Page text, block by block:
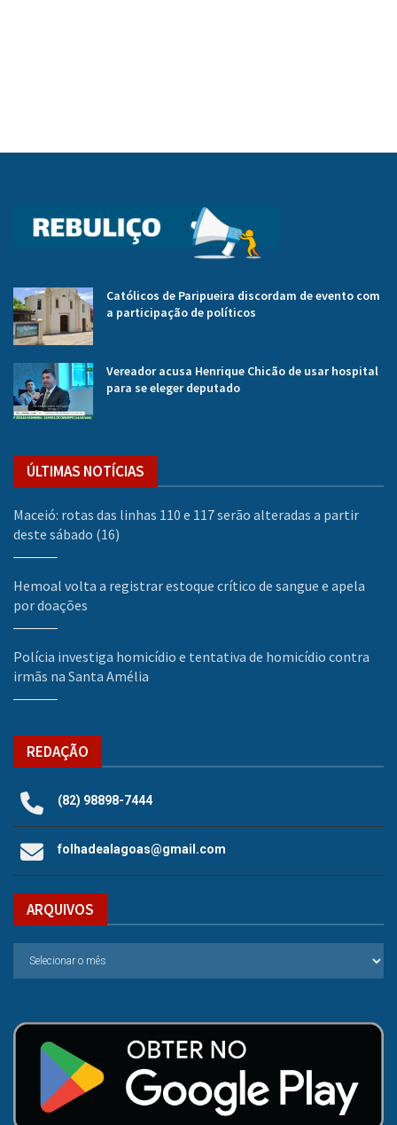
Católicos de Paripueira discordam de evento com
a participação de políticos
Vereador acusa Henrique Chicão de usar hospital
para se eleger deputado
ÚLTIMAS NOTÍCIAS
Maceió: rotas das linhas 110 e 117 serão alteradas a partir
deste sábado (16)
Hemoal volta a registrar estoque crítico de sangue e apela
por doações
Polícia investiga homicídio e tentativa de homicídio contra
irmãs na Santa Amélia
REDAÇÃO
(82) 98898-7444
folhadealagoas@gmail.com
ARQUIVOS